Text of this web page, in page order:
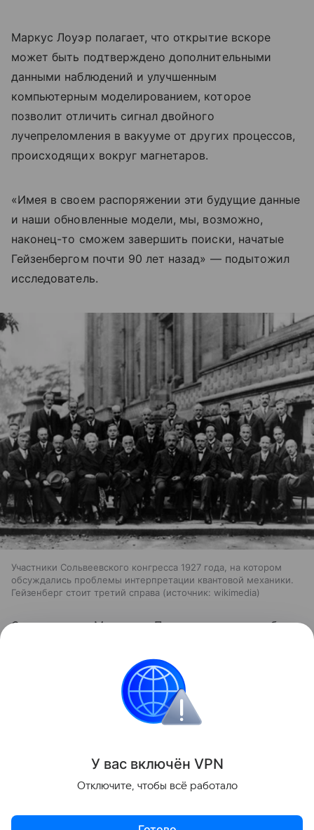
Маркус Лоуэр полагает, что открытие вскоре
может быть подтверждено дополнительными
данными наблюдений и улучшенным
компьютерным моделированием, которое
позволит отличить сигнал двойного
лучепреломления в вакууме от других процессов,
происходящих вокруг магнетаров.
«Имея в своем распоряжении эти будущие данные
и наши обновленные модели, мы, возможно,
наконец-то сможем завершить поиски, начатые
Гейзенбергом почти 90 лет назад» — подытожил
исследователь.
Участники Сольвеевского конгресса 1927 года, на котором
обсуждались проблемы интерпретации квантовой механики.
Гейзенберг стоит третий справа
источник: wikimedia
О летящем по Млечному Пути магнетаре-зомби,
Астрофизика
Поделиться
У вас включён VPN
Отключите, чтобы всё работало